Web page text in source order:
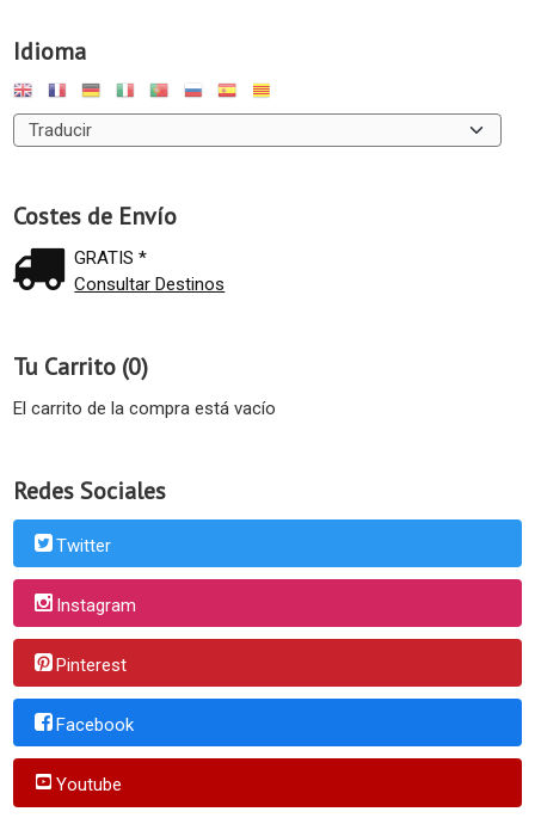
Idioma
Costes de Envío
GRATIS *
Consultar Destinos
Tu Carrito (0)
El carrito de la compra está vacío
Redes Sociales
Twitter
Instagram
Pinterest
Facebook
Youtube